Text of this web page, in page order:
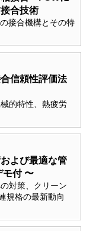
合技術
接合機構とその特
信頼性評価法
的特性、熱疲労
よび最適な管
付 〜
対策、クリーン
規格の最新動向